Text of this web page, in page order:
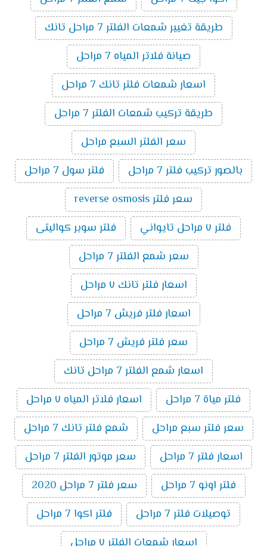
طريقة تغيير شمعات الفلتر 7 مراحل تانك
صيانة فلاتر المياه 7 مراحل
اسعار شمعات فلتر تانك 7 مراحل
طريقة تركيب شمعات الفلتر 7 مراحل
سعر الفلتر السبع مراحل
بالصور تركيب فلتر 7 مراحل
فلتر سول 7 مراحل
سعر فلتر reverse osmosis
فلتر ٧ مراحل تايواني
فلتر سوبر كواليتى
سعر شمع الفلتر 7 مراحل
اسعار فلتر تانك ٧ مراحل
اسعار فلتر فريش 7 مراحل
سعر فلتر فريش 7 مراحل
اسعار شمع الفلتر 7 مراحل تانك
فلتر مياة 7 مراحل
اسعار فلاتر المياه ٧ مراحل
سعر فلتر سبع مراحل
شمع فلتر تانك 7 مراحل
اسعار فلتر 7 مراحل
سعر موتور الفلتر 7 مراحل
فلتر اونو 7 مراحل
سعر فلتر 7 مراحل 2020
توصيلات فلتر 7 مراحل
فلتر اكوا 7 مراحل